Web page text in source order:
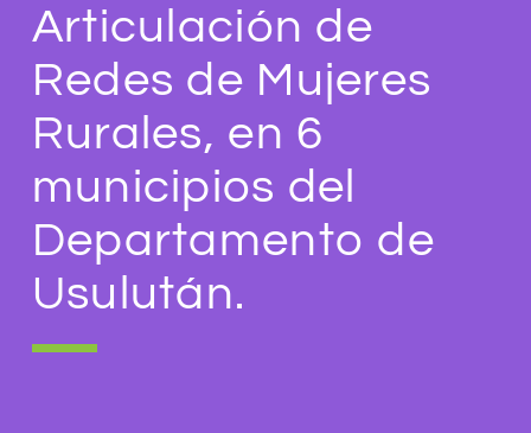
Articulación de
Redes de Mujeres
Rurales, en 6
municipios del
Departamento de
Usulután.